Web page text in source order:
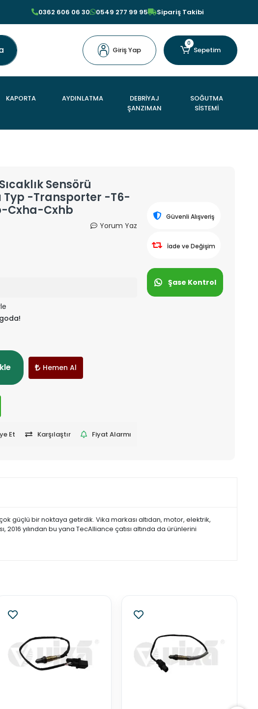
0362 606 06 30 0549 277 99 95 Sipariş Takibi
Giriş Yap
0
Sepetim
KAPORTA AYDINLATMA
DEBRİYAJ
ŞANZIMAN
SOĞUTMA
SİSTEMİ
Sensörü
Typ -Transporter -T6-
Cxha-Cxhb
Yorum Yaz
Hemen Al
Et Karşılaştır Fiyat Alarmı
Güvenli Alışveriş
İade ve Değişim
Şase Kontrol
çok güçlü bir noktaya getirdik. Vika markası altıdan, motor, elektrik,
yılından bu yana TecAlliance çatısı altında da ürünlerini